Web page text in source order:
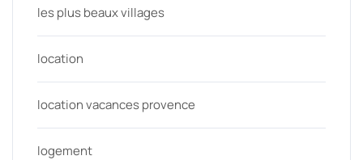
les plus beaux villages
location
location vacances provence
logement